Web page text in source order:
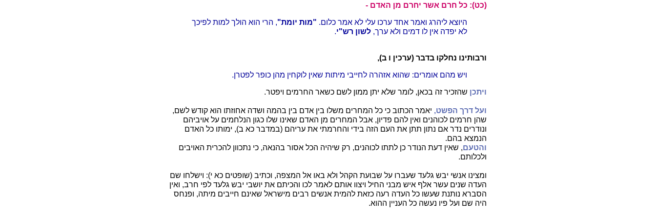
(כט): כל חרם אשר יחרם מן האדם -
היוצא ליהרג ואמר אחד ערכו עלי לא אמר כלום. "מות יומת", הרי הוא הולך למות לפיכך
לא יפדה אין לו דמים ולא ערך, לשון רש"י.
ורבותינו נחלקו בדבר (ערכין ו ב),
ויש מהם אומרים: שהוא אזהרה לחייבי מיתות שאין לוקחין מהן כופר לפטרן.
ויתכן שהזכיר זה בכאן, לומר שלא יתן ממון לשם כשאר החרמים ויפטר.
ועל דרך הפשט, יאמר הכתוב כי כל המחרים משלו בין אדם בין בהמה ושדה אחוזתו הוא קודש לשם,
שהן חרמים לכוהנים ואין להם פדיון, אבל המחרים מן האדם שאינו שלו כגון הנלחמים על אויביהם
ונודרים נדר אם נתון תתן את העם הזה בידי והחרמתי את עריהם (במדבר כא ב), ימותו כל האדם
הנמצא בהם.
והטעם, שאין דעת הנודר כן לתתו לכוהנים, רק שיהיה הכל אסור בהנאה, כי נתכוון להכרית האויבים
ולכלותם.
ומצינו אנשי יבש גלעד שעברו על שבועת הקהל ולא באו אל המצפה, וכתיב (שופטים כא י): וישלחו שם
העדה שנים עשר אלף איש מבני החיל ויצוו אותם לאמר לכו והכיתם את יושבי יבש גלעד לפי חרב, ואין
הסברא נותנת שעשו כל העדה רעה כזאת להמית אנשים רבים מישראל שאינם חייבים מיתה, ופנחס
היה שם ועל פיו נעשה כל העניין ההוא.